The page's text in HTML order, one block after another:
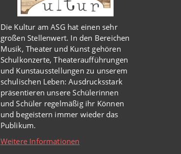
Die Kultur am ASG hat einen sehr
großen Stellenwert. In den Bereichen
Musik, Theater und Kunst gehören
Schulkonzerte, Theateraufführungen
und Kunstausstellungen zu unserem
schulischen Leben: Ausdrucksstark
präsentieren unsere Schülerinnen
und Schüler regelmäßig ihr Können
und begeistern immer wieder das
Publikum.
Weitere Informationen